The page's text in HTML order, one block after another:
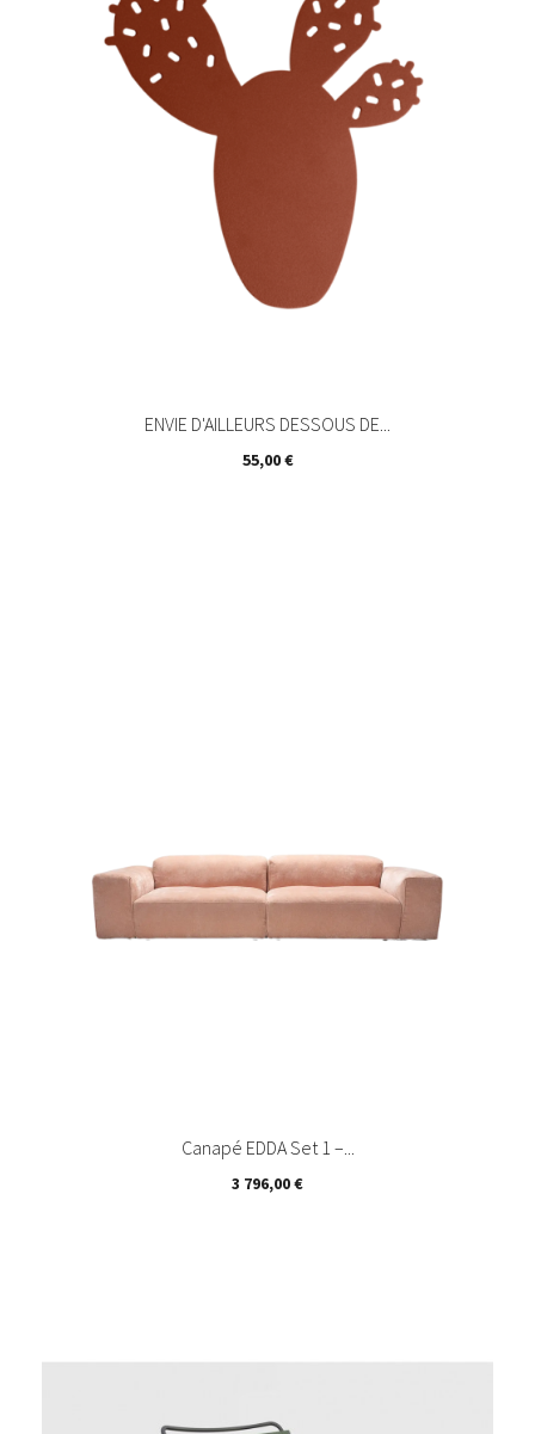
ENVIE D'AILLEURS DESSOUS DE...
Prix
55,00 €
Canapé EDDA Set 1 –...
Prix
3 796,00 €